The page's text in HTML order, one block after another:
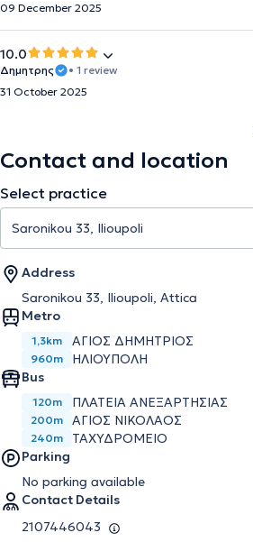
09 December 2025
10.0
Δημητρης
• 1 review
31 October 2025
Contact and location
Select practice
Address
Saronikou 33, Ilioupoli, Attica
Metro
1,3km ΆΓΙΟΣ ΔΗΜΉΤΡΙΟΣ
960m
ΗΛΙΟΎΠΟΛΗ
Bus
120m ΠΛΑΤΕΙΑ ΑΝΕΞΑΡΤΗΣΙΑΣ
200m ΑΓΙΟΣ ΝΙΚΟΛΑΟΣ
240m
ΤΑΧΥΔΡΟΜΕΙΟ
Parking
No parking available
Contact Details
2107446043